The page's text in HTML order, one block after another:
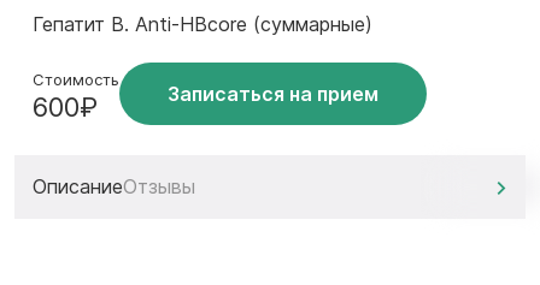
Гепатит В. Anti-HBcore (суммарные)
Стоимость
600₽ Записаться на прием
ОписаниеОтзывы